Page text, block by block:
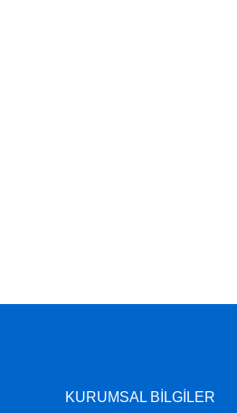
KURUMSAL BİLGİLER